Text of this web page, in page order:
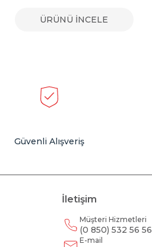
ÜRÜNÜ İNCELE
Güvenli Alışveriş
İletişim
Müşteri Hizmetleri
(0 850) 532 56 56
E-mail